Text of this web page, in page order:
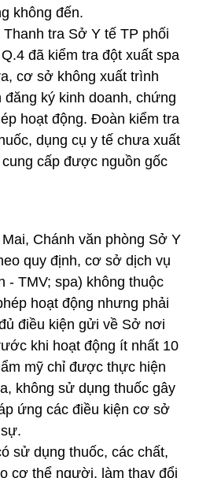
không đến.
tra Sở Y tế TP phối
đã kiểm tra đột xuất spa
cơ sở không xuất trình
ký kinh doanh, chứng
hoạt động. Đoàn kiểm tra
dụng cụ y tế chưa xuất
cấp được nguồn gốc
Chánh văn phòng Sở Y
quy định, cơ sở dịch vụ
- TMV; spa) không thuộc
hoạt động nhưng phải
điều kiện gửi về Sở nơi
khi hoạt động ít nhất 10
mỹ chỉ được thực hiện
không sử dụng thuốc gây
ứng các điều kiện cơ sở
sử dụng thuốc, các chất,
cơ thể người, làm thay đổi